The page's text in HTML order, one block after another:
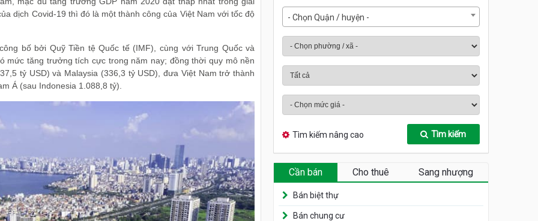
dịch Covid-19 thì đó là một thành công của Việt Nam với tốc độ
bố bởi Quỹ Tiền tệ Quốc tế (IMF), cùng với Trung Quốc và
mức tăng trưởng tích cực trong năm nay; đồng thời quy mô nền
tỷ USD) và Malaysia (336,3 tỷ USD), đưa Việt Nam trở thành
Á (sau Indonesia 1.088,8 tỷ).
- Chọn Quận / huyện -
Tìm kiếm nâng cao Tìm kiếm
Cần bán Cho thuê Sang nhượng
Bán biệt thự
Bán chung cư